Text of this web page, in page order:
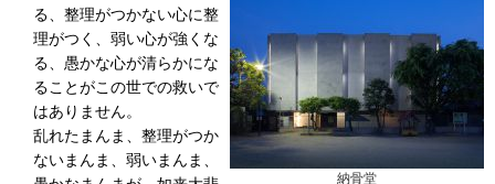
納骨堂
る、整理がつかない心に整
理がつく、弱い心が強くな
る、愚かな心が清らかにな
ることがこの世での救いで
はありません。
乱れたまんま、整理がつか
ないまんま、弱いまんま、